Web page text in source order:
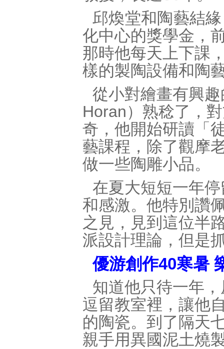
邱煥堂和陶藝結
化中心的獎學金，
那時他每天上下課
樣的製陶設備和陶
從小對繪畫有興
Horan）熟稔了，
奇，他開始研讀「
藝課程，除了觀摩
做一些陶雕小品。
在夏大短短一年
和感激。他特別讚
之見，見到這位半
派設計理論，但是
優游創作40寒暑
知道他只待一年
逗留教室裡，讓他
的陶瓷。到了隔天
親手用異國泥土燒